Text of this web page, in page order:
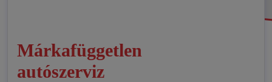
Márkafüggetlen
autószerviz